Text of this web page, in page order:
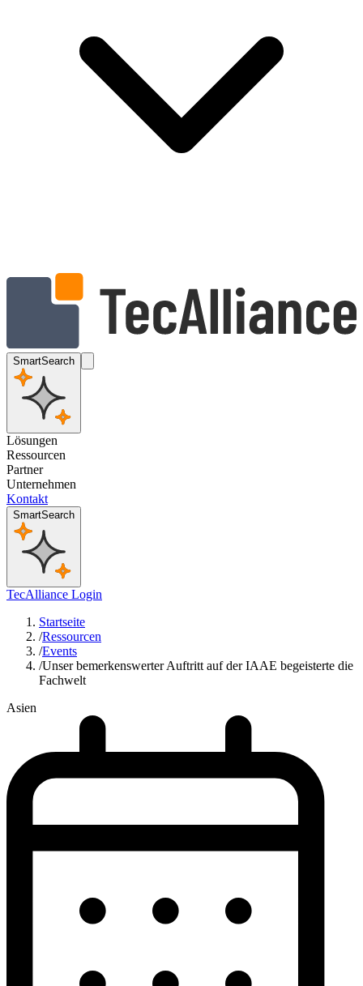
SmartSearch
Lösungen
Ressourcen
Partner
Unternehmen
Kontakt
SmartSearch
TecAlliance Login
Startseite
/Ressourcen
/Events
/Unser bemerkenswerter Auftritt auf der IAAE begeisterte die
Fachwelt
Asien